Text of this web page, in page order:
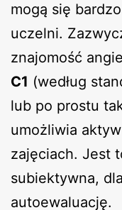
mogą się
uczelni.
znajomość
C1 (według
lub po prostu
umożliwia
zajęciach. Jest
subiektywna,
autoewaluację.